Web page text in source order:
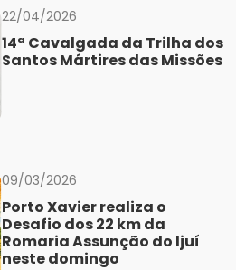
22/04/2026
14ª Cavalgada da Trilha dos
Santos Mártires das Missões
09/03/2026
Porto Xavier realiza o
Desafio dos 22 km da
Romaria Assunção do Ijuí
neste domingo